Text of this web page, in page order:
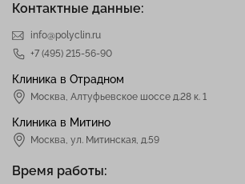
Контактные данные:
info@polyclin.ru
+7 (495) 215-56-90
Клиника в Отрадном
Москва, Алтуфьевское шоссе д.28 к. 1
Клиника в Митино
Москва, ул. Митинская, д.59
Время работы: